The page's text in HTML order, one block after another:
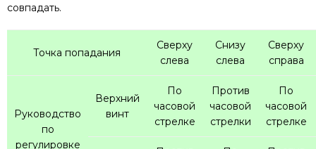
совпадать.
Точка попадания
Сверху
слева
Снизу
слева
Сверху
справа
Руководство
по
регулировке
Верхний
винт
По
часовой
стрелке
Против
часовой
стрелки
По
часовой
стрелке